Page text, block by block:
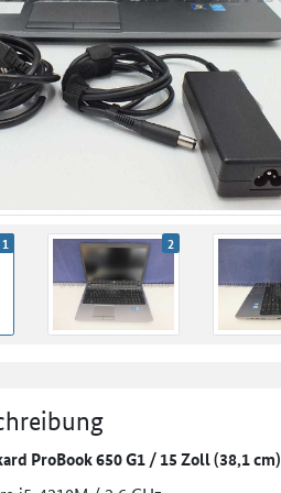
1 2
ProBook 650 G1 / 15 Zoll (38,1 cm)